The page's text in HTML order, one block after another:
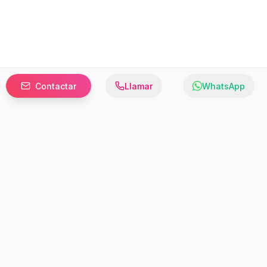
Contactar Llamar WhatsApp